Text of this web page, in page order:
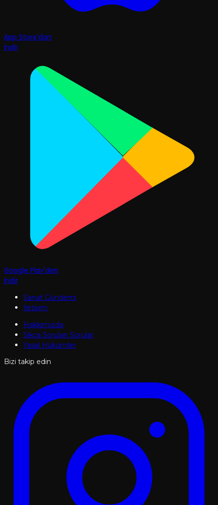
App Store'dan
İndir
Google Play'den
İndir
Sanat Gündemi
İletişim
Hakkımızda
Sıkça Sorulan Sorular
Yasal Hükümler
Bizi takip edin